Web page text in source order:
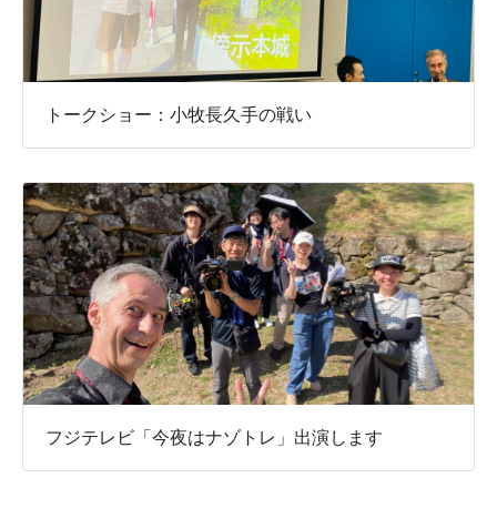
トークショー：小牧長久手の戦い
フジテレビ「今夜はナゾトレ」出演します